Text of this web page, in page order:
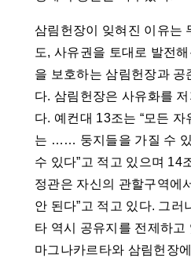
삼림헌장이 잊혀진 이유는
도, 사유권을 토대로 발전
을 보호하는 삼림헌장과 공
다. 삼림헌장은 사유화를
다. 예컨대 13조는 “모든
는 …… 둥지들을 가질 수
수 있다”고 적고 있으며
정관은 자신의 관할구역에
안 된다”고 적고 있다. 그러
타 역시 공유지를 전제하고
마그나카르타와 삼림헌장